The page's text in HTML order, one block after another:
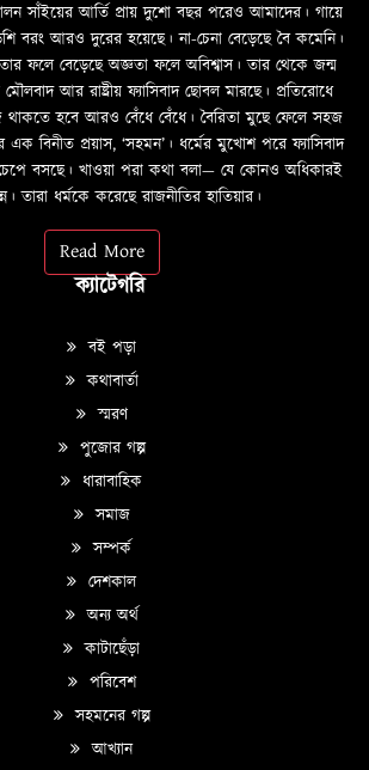
সাঁইয়ের আর্তি প্রায় দুশো বছর পরেও আমাদের। গায়ে
বরং আরও দুরের হয়েছে। না-চেনা বেড়েছে বৈ কমেনি।
ফলে বেড়েছে অজ্ঞতা ফলে অবিশ্বাস। তার থেকে জন্ম
মৌলবাদ আর রাষ্ট্রীয় ফ্যাসিবাদ ছোবল মারছে। প্রতিরোধে
থাকতে হবে আরও বেঁধে বেঁধে। বৈরিতা মুছে ফেলে সহজ
বিনীত প্রয়াস, ‘সহমন’। ধর্মের মুখোশ পরে ফ্যাসিবাদ
বসছে। খাওয়া পরা কথা বলা—­­ যে কোনও অধিকারই
তারা ধর্মকে করেছে রাজনীতির হাতিয়ার।
Read More
ক্যাটেগরি
বই পড়া
কথাবার্তা
স্মরণ
পুজোর গল্প
ধারাবাহিক
সমাজ
সম্পর্ক
দেশকাল
অন্য অর্থ
কাটাছেঁড়া
পরিবেশ
সহমনের গল্প
আখ্যান